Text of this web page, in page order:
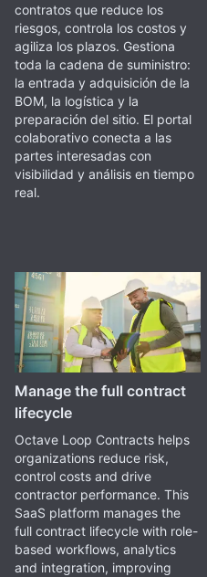
contratos que reduce los
riesgos, controla los costos y
agiliza los plazos. Gestiona
toda la cadena de suministro:
la entrada y adquisición de la
BOM, la logística y la
preparación del sitio. El portal
colaborativo conecta a las
partes interesadas con
visibilidad y análisis en tiempo
real.
Manage the full contract
lifecycle
Octave Loop Contracts helps
organizations reduce risk,
control costs and drive
contractor performance. This
SaaS platform manages the
full contract lifecycle with role-
based workflows, analytics
and integration, improving